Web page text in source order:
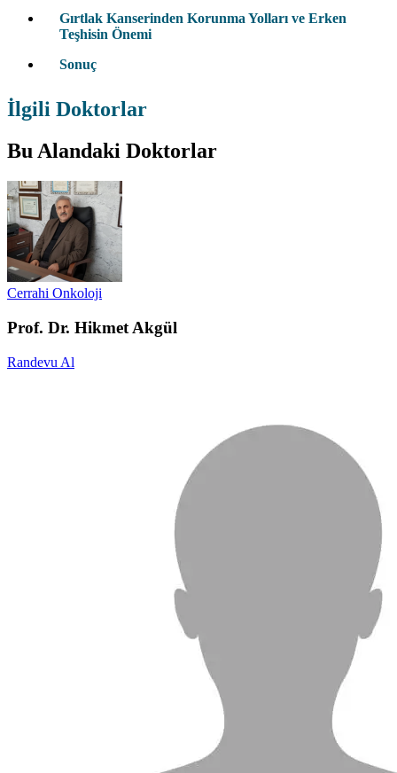
Gırtlak Kanserinden Korunma Yolları ve Erken
Teşhisin Önemi
Sonuç
İlgili Doktorlar
Bu Alandaki Doktorlar
Cerrahi Onkoloji
Prof. Dr. Hikmet Akgül
Randevu Al